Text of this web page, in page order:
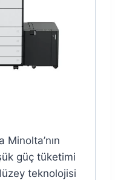
Minolta’nın
güç tüketimi
teknolojisi